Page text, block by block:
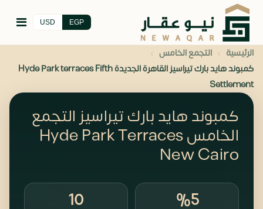
EGP
USD
الرئيسية › التجمع الخامس ›
كمبوند هايد بارك تيراسيز القاهرة الجديدة Hyde Park terraces Fifth
Settlement
كمبوند هايد بارك تيراسيز التجمع
الخامس Hyde Park Terraces
New Cairo
%5
10